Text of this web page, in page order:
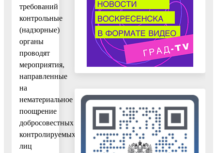
требований
контрольные
(надзорные)
органы
проводят
мероприятия,
направленные
на
нематериальное
поощрение
добросовестных
контролируемых
лиц